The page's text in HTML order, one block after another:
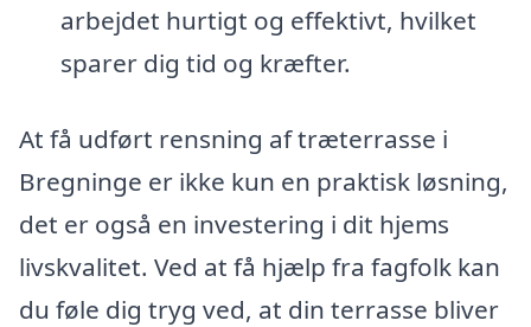
arbejdet hurtigt og effektivt, hvilket
sparer dig tid og kræfter.
At få udført rensning af træterrasse i
Bregninge er ikke kun en praktisk løsning,
det er også en investering i dit hjems
livskvalitet. Ved at få hjælp fra fagfolk kan
du føle dig tryg ved, at din terrasse bliver